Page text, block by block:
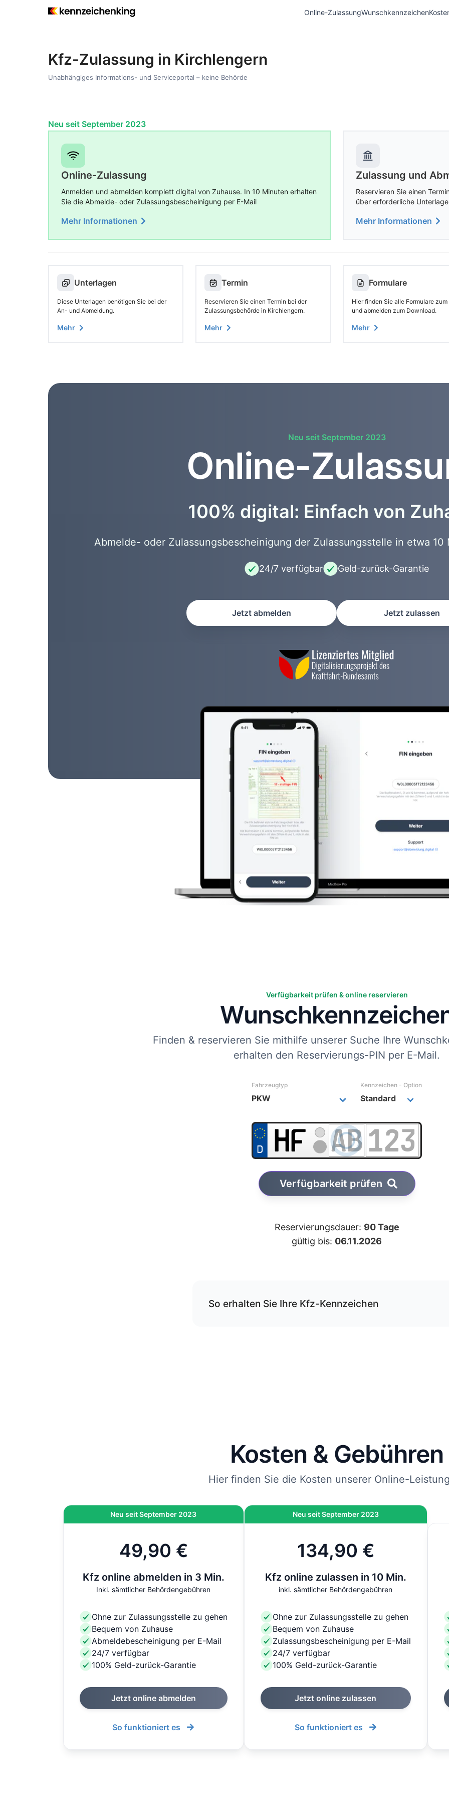
Online-ZulassungWunschkennzeichen
Kfz-Zulassung in Kirchlengern
Unabhängiges Informations- und Serviceportal – keine Behörde
Neu seit September 2023
Online-Zulassung
Anmelden und abmelden komplett digital von Zuhause. In 10 Minuten erhalten
Sie die Abmelde- oder Zulassungsbescheinigung per E-Mail
Mehr Informationen
Zulassung und
Reservieren Sie einen
über erforderliche
Mehr Informationen
Unterlagen
Diese Unterlagen benötigen Sie bei der
An- und Abmeldung.
Mehr
Termin
Reservieren Sie einen Termin bei der
Zulassungsbehörde in Kirchlengern.
Mehr
Formulare
Hier finden Sie alle Formulare
und abmelden zum Download.
Mehr
Neu seit September 2023
Online-
100% digital: Einfach von
Abmelde- oder Zulassungsbescheinigung der Zulassungsstelle in etwa
24/7 verfügbar Geld-zurück-Garantie
Jetzt abmelden Jetzt zulassen
Verfügbarkeit prüfen & online reservieren
Finden & reservieren Sie mithilfe unserer Suche Ihre
erhalten den Reservierungs-PIN per E-Mail.
Fahrzeugtyp Kennzeichen - Option
Verfügbarkeit prüfen
Reservierungsdauer: 90 Tage
gültig bis: 06.11.2026
So erhalten Sie Ihre Kfz-Kennzeichen
Kosten & Gebühren
Hier finden Sie die Kosten unserer Online-
Neu seit September 2023
49,90 €
Kfz online abmelden in 3 Min.
Inkl. sämtlicher Behördengebühren
Ohne zur Zulassungsstelle zu gehen
Bequem von Zuhause
Abmeldebescheinigung per E-Mail
24/7 verfügbar
100% Geld-zurück-Garantie
Jetzt online abmelden
So funktioniert es
Neu seit September 2023
134,90 €
Kfz online zulassen in 10 Min.
inkl. sämtlicher Behördengebühren
Ohne zur Zulassungsstelle zu gehen
Bequem von Zuhause
Zulassungsbescheinigung per E-Mail
24/7 verfügbar
100% Geld-zurück-Garantie
Jetzt online zulassen
So funktioniert es